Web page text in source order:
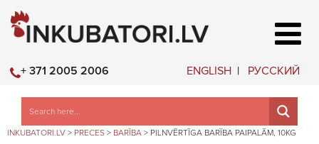
ENGLISH РУССКИЙ
+ 371 2005 2006
INKUBATORI.LV > PRECES > BARĪBA > PILNVĒRTĪGA BARĪBA PAIPALĀM, 10KG